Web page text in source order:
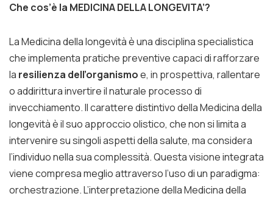
Che cos’è la MEDICINA DELLA LONGEVITA’?
La Medicina della longevità è una disciplina specialistica
che implementa pratiche preventive capaci di rafforzare
la resilienza dell’organismoe, in prospettiva, rallentare
o addirittura invertire il naturale processo di
invecchiamento. Il carattere distintivo della Medicina della
longevità è il suo approccio olistico, che non si limita a
intervenire su singoli aspetti della salute, ma considera
l’individuo nella sua complessità. Questa visione integrata
viene compresa meglio attraverso l’uso di un paradigma:
orchestrazione. L’interpretazione della Medicina della